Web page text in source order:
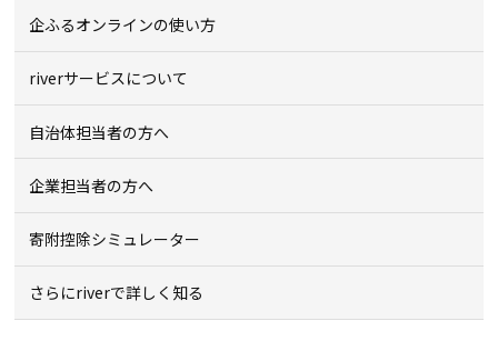
企ふるオンラインの使い方
riverサービスについて
自治体担当者の方へ
企業担当者の方へ
寄附控除シミュレーター
さらにriverで詳しく知る